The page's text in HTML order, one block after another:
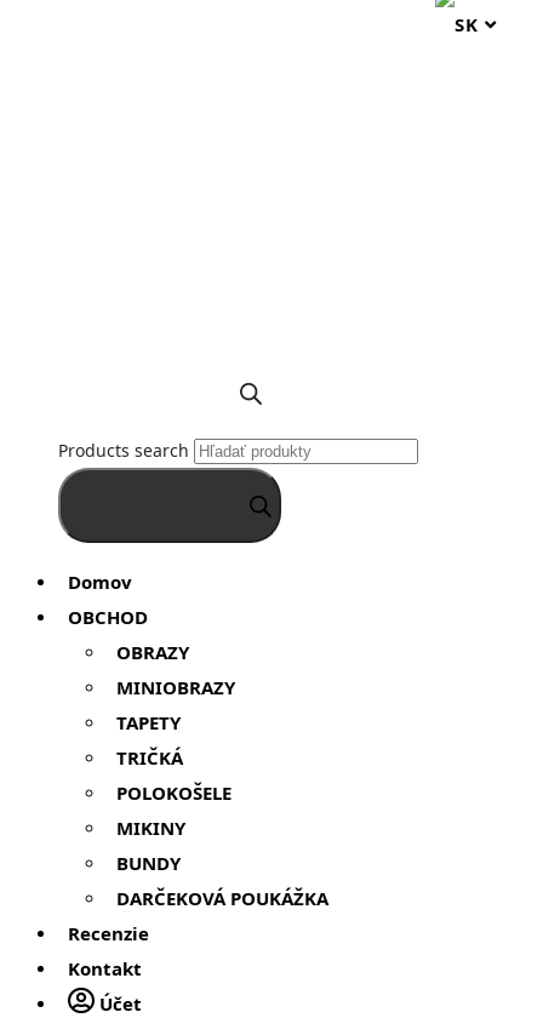
Products search
Domov
OBCHOD
OBRAZY
MINIOBRAZY
TAPETY
TRIČKÁ
POLOKOŠELE
MIKINY
BUNDY
DARČEKOVÁ POUKÁŽKA
Recenzie
Kontakt
Účet